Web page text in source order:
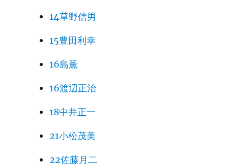
14草野信男
15豊田利幸
16島薫
16渡辺正治
18中井正一
21小松茂美
22佐藤月二